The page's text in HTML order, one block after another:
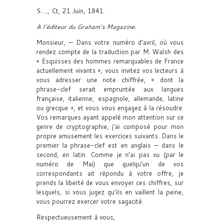
S…., Ct, 21 Juin, 1841.
A l’éditeur du Graham’s Magazine.
Monsieur, — Dans votre numéro d’avril, où vous
rendez compte de la traduction par M. Walsh des
« Esquisses des hommes remarquables de France
actuellement vivants », vous invitez vos lecteurs à
vous adresser une note chiffrée, « dont la
phrase-clef serait empruntée aux langues
française, italienne, espagnole, allemande, latine
ou grecque », et vous vous engagez à la résoudre.
Vos remarques ayant appelé mon attention sur ce
genre de cryptographie, j’ai composé pour mon
propre amusement les exercices suivants. Dans le
premier la phrase-clef est en anglais — dans le
second, en latin. Comme je n’ai pas vu (par le
numéro de Mai) que quelqu’un de vos
correspondants ait répondu à votre offre, je
prends la liberté de vous envoyer ces chiffres, sur
lesquels, si vous jugez qu’ils en vaillent la peine,
vous pourrez exercer votre sagacité.
Respectueusement à vous,